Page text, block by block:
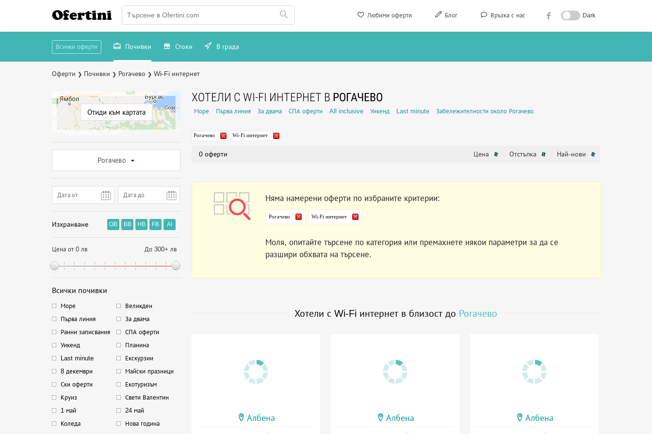
Любими оферти Блог Връзка с нас Dark
Ofertini
Всички оферти Почивки Стоки В града
Оферти ❯ Почивки ❯ Рогачево ❯ Wi-Fi интернет
Отиди към картата
Рогачево
Изхранване OB BB HB FB AI
Цена от 0 лв До 300+ лв
Всички почивки
Море
Великден
Първа линия
За двама
Ранни записвания
СПА оферти
Уикенд
Планина
Last minute
Екскурзии
8 декември
Майски празници
Ски оферти
Екотуризъм
Круиз
Свети Валентин
1 май
24 май
Коледа
Нова година
ХОТЕЛИ С WI-FI ИНТЕРНЕТ В РОГАЧЕВО
Море Първа линия За двама СПА оферти All inclusive Уикенд Last minute Забележителности около Рогачево
Рогачево Wi-Fi интернет
0 оферти Цена Отстъпка Най-нови
Няма намерени оферти по избраните критерии:
Рогачево Wi-Fi интернет
Моля, опитайте търсене по категория или премахнете някои параметри за да се
разшири обхвата на търсене.
Хотели с Wi-Fi интернет в близост до Рогачево
Албена Албена Албена